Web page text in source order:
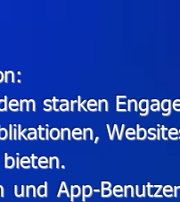
starken
und App-